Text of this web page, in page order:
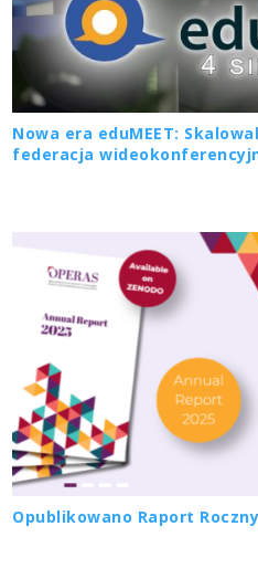
Nowa era eduMEET:
federacja
Opublikowano Raport Roczny